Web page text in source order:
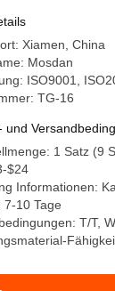
Xiamen, China
Mosdan
ISO9001,
TG-16
und
1 Satz (9
$24
Informationen:
7-10 Tage
T/T,